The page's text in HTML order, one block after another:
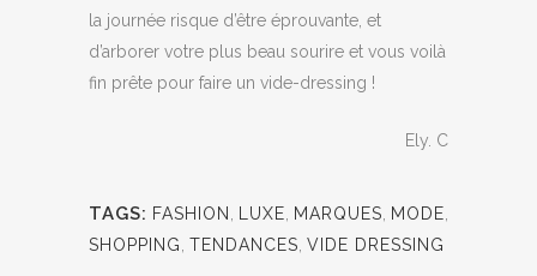
la journée risque d’être éprouvante, et
d’arborer votre plus beau sourire et vous voilà
fin prête pour faire un vide-dressing !
Ely. C
TAGS: FASHION LUXE MARQUES MODE
SHOPPING TENDANCES VIDE DRESSING